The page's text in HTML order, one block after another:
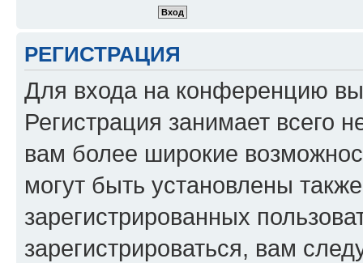
РЕГИСТРАЦИЯ
Для входа на конференцию
Регистрация занимает всего
вам более широкие
могут быть установлены
зарегистрированных
зарегистрироваться, вам